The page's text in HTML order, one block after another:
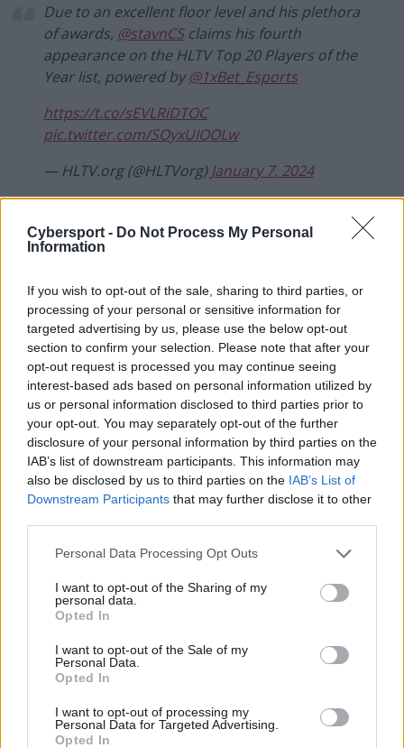
Cybersport - Do Not Process My Personal
Information
If you wish to opt-out of the sale, sharing to third parties, or
processing of your personal or sensitive information for
targeted advertising by us, please use the below opt-out
section to confirm your selection. Please note that after your
opt-out request is processed you may continue seeing
interest-based ads based on personal information utilized by
us or personal information disclosed to third parties prior to
your opt-out. You may separately opt-out of the further
disclosure of your personal information by third parties on the
IAB’s list of downstream participants. This information may
also be disclosed by us to third parties on the IAB’s List of
Downstream Participants that may further disclose it to other
Personal Data Processing Opt Outs
I want to opt-out of the Sharing of my
personal data.
Opted In
I want to opt-out of the Sale of my
Personal Data.
Opted In
I want to opt-out of processing my
Personal Data for Targeted Advertising.
Opted In
Due to an excellent floor level and his plethora
of awards, @stavnCSclaims his fourth
appearance on the HLTV Top 20 Players of the
Year list, powered by@1xBet_Esports
https://t.co/sEVLRiDTOC
pic.twitter.com/SOyxUIOOLw
— HLTV.org (@HLTVorg) January 7, 2024
potencjalnej przyszłej gwiazdy podążył tropem innych
wyróżnionych. Jego wybór padł bowiem na gracza,
Nemanja "⁠huNter-⁠" Kovač oraz Helvijs "⁠broky⁠"
Saukants. Tym graczem jest Linus "⁠nilo⁠" Bergman. 19-
letni Szwed w przeszłości reprezentował m.in. akademię
słynnych Ninjas in Pyjamas, obecnie zaś broni barw
Metizportu. – Słyszałem o nim wyłącznie dobre rzeczy.
Gdy oglądasz jego grę, nie masz wątpliwości, że ma on
to, co potrzebne jest, by stać się jednym z bardzo
dobrych zawodników– podsumował swój typ stavn.
Najlepszego gracza Counter-Strike'a 2023 roku
która będzie miała miejsce w stolicy Serbii, Belgradzie.
Przypomnijmy, że rok temu statuetkę tę zgarnął
Oleksandr "s1mple" Kostyljev z Natus Vincere.
Ukrainiec jednak od kilku miesięcy znajduje się poza
grą i trudno zakładać, by obronił on to wyróżnienie.
Top 20 najlepszych graczy Counter-Strike'a
w 2023 wg HLTV: